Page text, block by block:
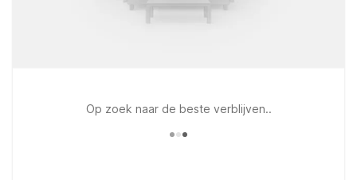
Op zoek naar de beste verblijven..